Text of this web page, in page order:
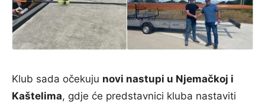
Klub sada očekuju novi nastupi u Njemačkoj i
Kaštelima, gdje će predstavnici kluba nastaviti